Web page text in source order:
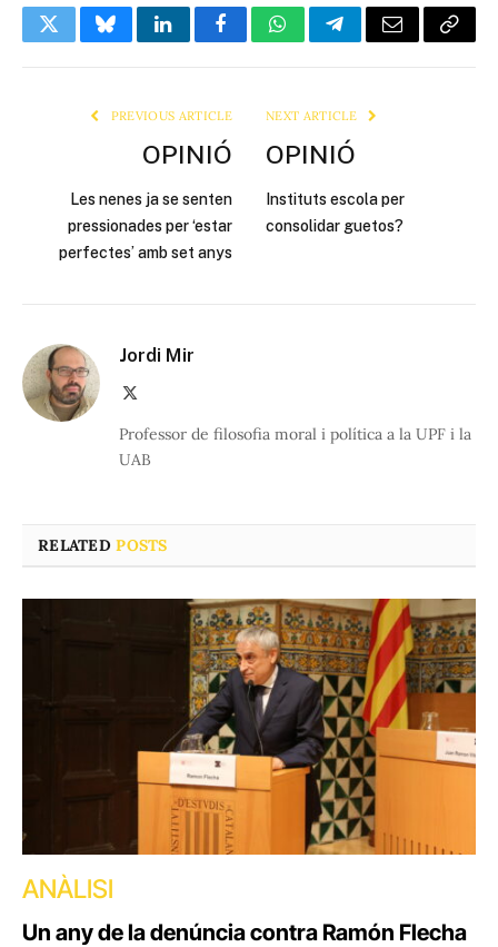
TwitterBlueskyLinkedInFacebookWhatsAppTelegramEmail Copy
PREVIOUS ARTICLE
OPINIÓ
Les nenes ja se senten
pressionades per ‘estar
perfectes’ amb set anys
NEXT ARTICLE
OPINIÓ
Instituts escola per
consolidar guetos?
Jordi Mir
Professor de filosofia moral i política a la UPF i la
UAB
RELATEDPOSTS
ANÀLISI
Un any de la denúncia contra Ramón Flecha